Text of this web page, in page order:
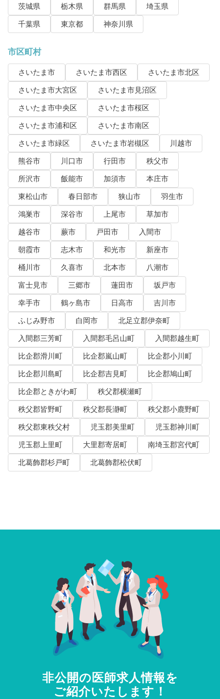
茨城県 栃木県 群馬県
埼玉県
千葉県
東京都 神奈川県
市区町村
さいたま市 さいたま市西区
さいたま市北区
さいたま市大宮区
さいたま市見沼区
さいたま市中央区
さいたま市桜区
さいたま市浦和区
さいたま市南区
さいたま市緑区
さいたま市岩槻区
川越市
熊谷市
川口市 行田市
秩父市
所沢市
飯能市 加須市
本庄市
東松山市
春日部市 狭山市
羽生市
鴻巣市
深谷市 上尾市
草加市
越谷市
蕨市 戸田市
入間市
朝霞市
志木市 和光市
新座市
桶川市
久喜市 北本市
八潮市
富士見市
三郷市 蓮田市
坂戸市
幸手市
鶴ヶ島市 日高市
吉川市
ふじみ野市
白岡市
北足立郡伊奈町
入間郡三芳町
入間郡毛呂山町
入間郡越生町
比企郡滑川町
比企郡嵐山町
比企郡小川町
比企郡川島町
比企郡吉見町
比企郡鳩山町
比企郡ときがわ町
秩父郡横瀬町
秩父郡皆野町
秩父郡長瀞町
秩父郡小鹿野町
秩父郡東秩父村
児玉郡美里町
児玉郡神川町
児玉郡上里町
大里郡寄居町
南埼玉郡宮代町
北葛飾郡杉戸町
北葛飾郡松伏町
非公開の医師求人情報を
ご紹介いたします！